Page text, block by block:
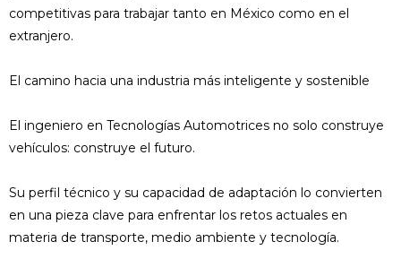
competitivas para trabajar tanto en México como en el
extranjero.
El camino hacia una industria más inteligente y sostenible
El ingeniero en Tecnologías Automotrices no solo construye
vehículos: construye el futuro.
Su perfil técnico y su capacidad de adaptación lo convierten
en una pieza clave para enfrentar los retos actuales en
materia de transporte, medio ambiente y tecnología.